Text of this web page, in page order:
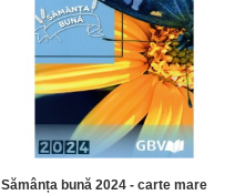
Sămânța bună 2024 - carte mare